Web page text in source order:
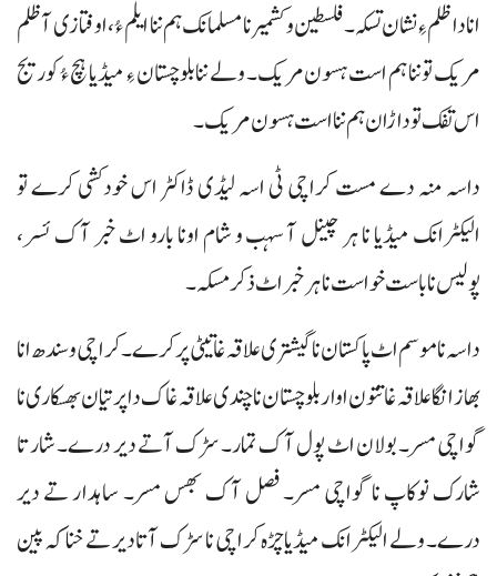
انا دا ظلم ءِ نشان تسکہ۔ فلسطین و کشمیر نا مسلمانک ہم ننا ایلم ءُ، اوفتا زی آ ظلم
مریک تو ننا ہم است ہسون مریک۔ ولے ننا بلوچستان ءِ میڈیا ہچ ءُ کوریج
اس تفک تو داڑان ہم ننا است ہسون مریک۔
داسہ منہ دے مست کراچی ٹی اسہ لیڈی ڈاکٹر اس خودکشی کرے تو
الیکٹرانک میڈیا نا ہر چینل آ سہب و شام اونا بارو اٹ خبر آک ئسر،
پولیس نا باست خواست نا ہر خبر اٹ ذکر مسکہ۔
داسہ نا موسم اٹ پاکستان نا گیشتری علاقہ غاتیٹی پر کرے۔ کراچی و سندھ انا
بھاز انگا علاقہ غاتتون اوار بلوچستان نا چندی علاقہ غاک دا پر تیان بھسکاری نا
گواچی مسر۔ بولان اٹ پول آک تمار۔ سڑک آتے دیر درے۔ شار تا
شارک نوکاپ نا گواچی مسر۔ فصل آک بھس مسر۔ ساہدار تے دیر
درے۔ ولے الیکٹرانک میڈیا چڑہ کراچی نا سڑک آتا دیر تے خناکہ پین